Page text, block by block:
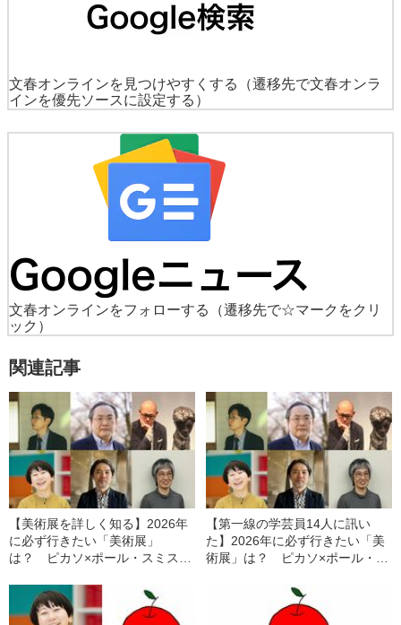
文春オンラインを見つけやすくする
（遷移先で文春オンラ
インを優先ソースに設定する）
文春オンラインをフォローする
（遷移先で☆マークをクリ
ック）
関連記事
【美術展を詳しく知る】2026年
に必ず行きたい「美術展」
は？ ピカソ×ポール・スミス、
弘法大師……〈大アンケート〉
【第一線の学芸員14人に訊い
た】2026年に必ず行きたい「美
術展」は？ ピカソ×ポール・ス
絵画、弘法大師……〈大アンケ